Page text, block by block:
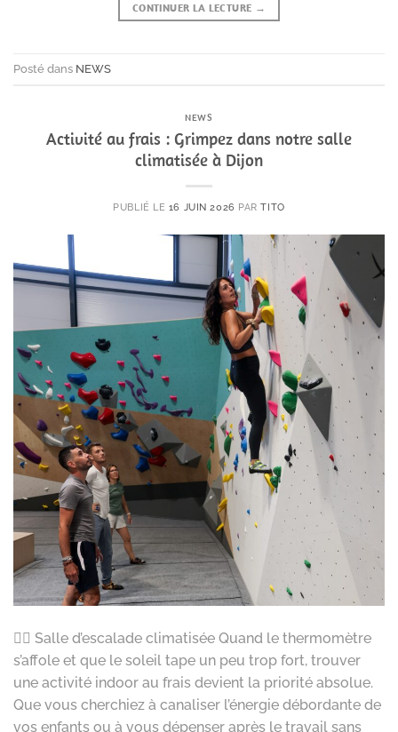
CONTINUER LA LECTURE →
Posté dans NEWS
NEWS
Activité au frais : Grimpez dans notre salle
climatisée à Dijon
PUBLIÉ LE 16 JUIN 2026 PARTITO
🧗‍♀️ Salle d’escalade climatisée Quand le thermomètre
s’affole et que le soleil tape un peu trop fort, trouver
une activité indoor au frais devient la priorité absolue.
Que vous cherchiez à canaliser l’énergie débordante de
vos enfants ou à vous dépenser après le travail sans